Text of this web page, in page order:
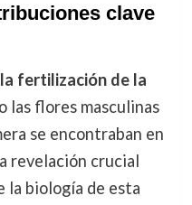
clave
fertilización de la
las flores masculinas
se encontraban en
revelación crucial
la biología de esta